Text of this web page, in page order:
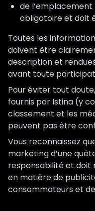
de l’emplacement
obligatoire et doit
Toutes les
doivent être
description et
avant toute
Pour éviter tout
fournis par Istina (y
classement et les
peuvent pas être
Vous reconnaissez
marketing d’une
responsabilité et doit
en matière de
consommateurs et